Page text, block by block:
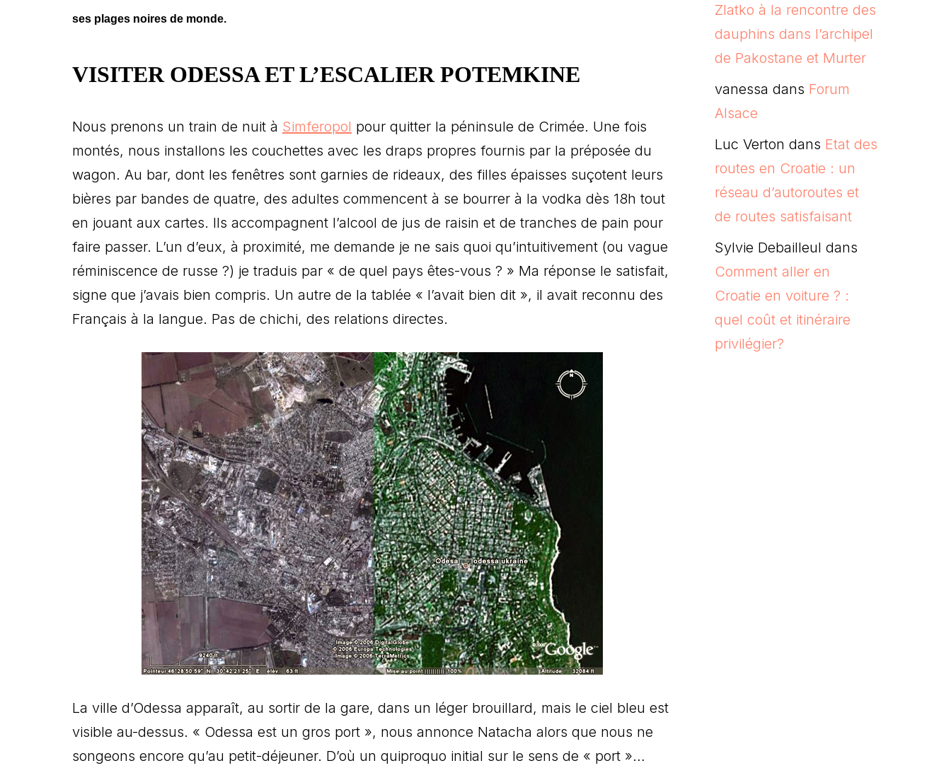
ses plages noires de monde.
VISITER ODESSA ET L’ESCALIER POTEMKINE
Nous prenons un train de nuit à Simferopol pour quitter la péninsule de Crimée. Une fois
montés, nous installons les couchettes avec les draps propres fournis par la préposée du
wagon. Au bar, dont les fenêtres sont garnies de rideaux, des filles épaisses suçotent leurs
bières par bandes de quatre, des adultes commencent à se bourrer à la vodka dès 18h tout
en jouant aux cartes. Ils accompagnent l’alcool de jus de raisin et de tranches de pain pour
faire passer. L’un d’eux, à proximité, me demande je ne sais quoi qu’intuitivement (ou vague
réminiscence de russe ?) je traduis par « de quel pays êtes-vous ? » Ma réponse le satisfait,
signe que j’avais bien compris. Un autre de la tablée « l’avait bien dit », il avait reconnu des
Français à la langue. Pas de chichi, des relations directes.
La ville d’Odessa apparaît, au sortir de la gare, dans un léger brouillard, mais le ciel bleu est
visible au-dessus. « Odessa est un gros port », nous annonce Natacha alors que nous ne
songeons encore qu’au petit-déjeuner. D’où un quiproquo initial sur le sens de « port »…
Zlatko à la rencontre des
dauphins dans l’archipel
de Pakostane et Murter
vanessa dans Forum
Alsace
Luc Verton dans Etat des
routes en Croatie : un
réseau d’autoroutes et
de routes satisfaisant
Sylvie Debailleul dans
Comment aller en
Croatie en voiture ? :
quel coût et itinéraire
privilégier?